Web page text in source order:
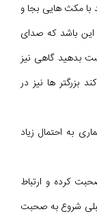
با مکث هایی بجا و
این باشد که صدای
بدهید گاهی نیز
بزرگتر ها نیز در
به احتمال زیاد
کرده و ارتباط
شروع به صحبت